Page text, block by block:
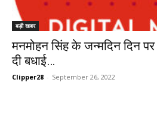
बड़ी खबर
मनमोहन सिंह के जन्मदिन दिन
दी बधाई…
Clipper28 - September 26, 2022